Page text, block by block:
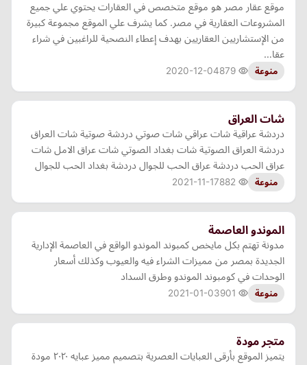
موقع عقار مصر هو موقع متخصص في العقارات يحتوي علي جميع
المشروعات العقارية في مصر. كما يشرف علي الموقع مجموعة كبيرة
من الإستشاريين العقاريين بهدف إعطاء النصحية للراغبين في شراء
عقا…
منوعة 2020-12-04
شات العراق
دردشة عراقية شات عراقي شات صوتي دردشة صوتية شات العراق
دردشة العراق الصوتية شات بغداد الصوتي شات عراق الامل شات
عراق الحب دردشة عراق الحب للجوال دردشة بغداد الحب للجوال
منوعة 2021-11-17
الموندو العاصمة
مدونة تهتم بكل مايخص كمبوند الموندو الواقع في العاصمة الإدارية
الجديدة بمصر من مميزات الشراء فيه والعيوب وكذلك أسعار
الوحدات في كومبوند الموندو وطرق السداد
منوعة 2021-01-03
متجر مودة
يتميز الموقع بأرقى العبايات العصرية بتصميم مميز عبايه ٢٠٢٠ مودة